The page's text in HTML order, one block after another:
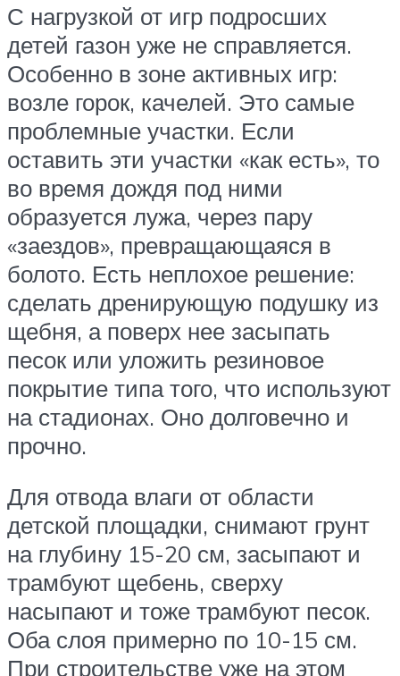
С нагрузкой от игр подросших
детей газон уже не справляется.
Особенно в зоне активных игр:
возле горок, качелей. Это самые
проблемные участки. Если
оставить эти участки «как есть», то
во время дождя под ними
образуется лужа, через пару
«заездов», превращающаяся в
болото. Есть неплохое решение:
сделать дренирующую подушку из
щебня, а поверх нее засыпать
песок или уложить резиновое
покрытие типа того, что используют
на стадионах. Оно долговечно и
прочно.
Для отвода влаги от области
детской площадки, снимают грунт
на глубину 15-20 см, засыпают и
трамбуют щебень, сверху
насыпают и тоже трамбуют песок.
Оба слоя примерно по 10-15 см.
При строительстве уже на этом